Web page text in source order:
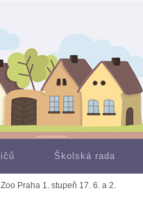
Školská rada
Praha 1. stupeň 17. 6. a 2.